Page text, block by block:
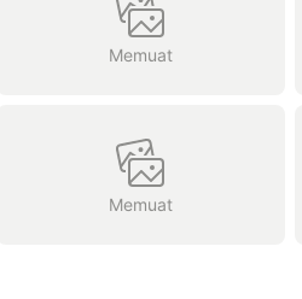
Memuat
Memuat